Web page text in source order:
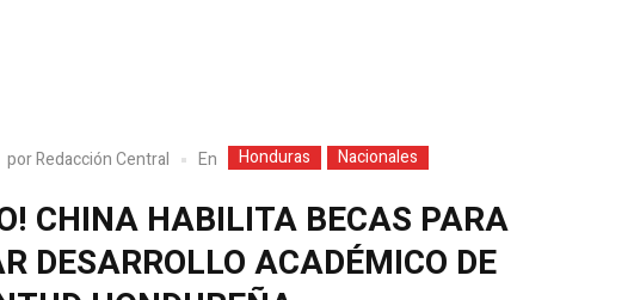
porRedacción Central En Honduras Nacionales
CHINA HABILITA BECAS PARA
DESARROLLO ACADÉMICO DE